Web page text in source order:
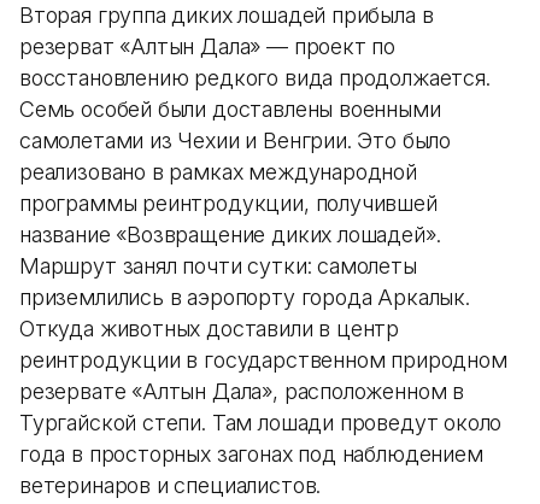
Вторая группа диких лошадей прибыла в
резерват «Алтын Дала» — проект по
восстановлению редкого вида продолжается.
Семь особей были доставлены военными
самолетами из Чехии и Венгрии. Это было
реализовано в рамках международной
программы реинтродукции, получившей
название «Возвращение диких лошадей».
Маршрут занял почти сутки: самолеты
приземлились в аэропорту города Аркалык.
Откуда животных доставили в центр
реинтродукции в государственном природном
резервате «Алтын Дала», расположенном в
Тургайской степи. Там лошади проведут около
года в просторных загонах под наблюдением
ветеринаров и специалистов.